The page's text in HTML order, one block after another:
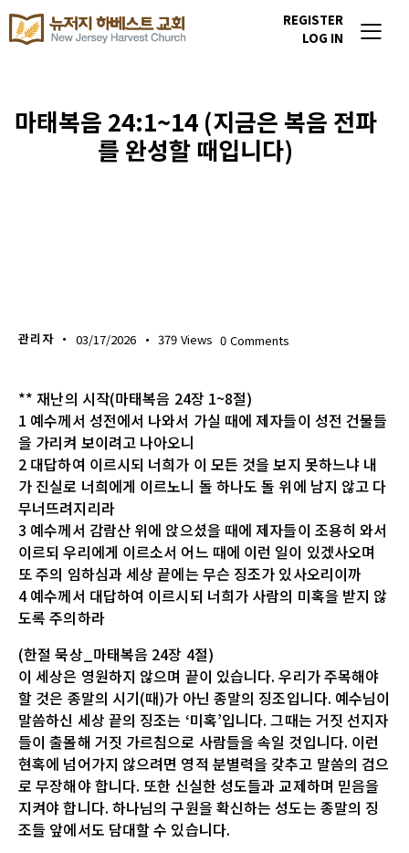
REGISTER
LOG IN
마태복음 24:1~14 (지금은 복음 전파
를 완성할 때입니다)
관리자 03/17/2026 379 Views 0 Comments
** 재난의 시작(마태복음 24장 1~8절)
1 예수께서 성전에서 나와서 가실 때에 제자들이 성전 건물들
을 가리켜 보이려고 나아오니
2 대답하여 이르시되 너희가 이 모든 것을 보지 못하느냐 내
가 진실로 너희에게 이르노니 돌 하나도 돌 위에 남지 않고 다
무너뜨려지리라
3 예수께서 감람산 위에 앉으셨을 때에 제자들이 조용히 와서
이르되 우리에게 이르소서 어느 때에 이런 일이 있겠사오며
또 주의 임하심과 세상 끝에는 무슨 징조가 있사오리이까
4 예수께서 대답하여 이르시되 너희가 사람의 미혹을 받지 않
도록 주의하라
(한절 묵상_마태복음 24장 4절)
이 세상은 영원하지 않으며 끝이 있습니다. 우리가 주목해야
할 것은 종말의 시기(때)가 아닌 종말의 징조입니다. 예수님이
말씀하신 세상 끝의 징조는 ‘미혹’입니다. 그때는 거짓 선지자
들이 출몰해 거짓 가르침으로 사람들을 속일 것입니다. 이런
현혹에 넘어가지 않으려면 영적 분별력을 갖추고 말씀의 검으
로 무장해야 합니다. 또한 신실한 성도들과 교제하며 믿음을
지켜야 합니다. 하나님의 구원을 확신하는 성도는 종말의 징
조들 앞에서도 담대할 수 있습니다.